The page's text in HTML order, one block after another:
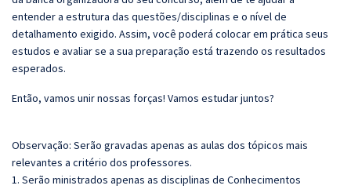
entender a estrutura das questões/disciplinas e o nível de
detalhamento exigido. Assim, você poderá colocar em prática seus
estudos e avaliar se a sua preparação está trazendo os resultados
esperados.
Então, vamos unir nossas forças! Vamos estudar juntos?
Observação: Serão gravadas apenas as aulas dos tópicos mais
relevantes a critério dos professores.
1. Serão ministrados apenas as disciplinas de Conhecimentos